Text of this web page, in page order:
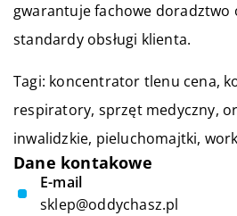
gwarantuje fachowe doradztwo
standardy obsługi klienta.
Tagi: koncentrator tlenu cena,
respiratory, sprzęt medyczny,
inwalidzkie, pieluchomajtki,
Dane kontakowe
E-mail
sklep@oddychasz.pl